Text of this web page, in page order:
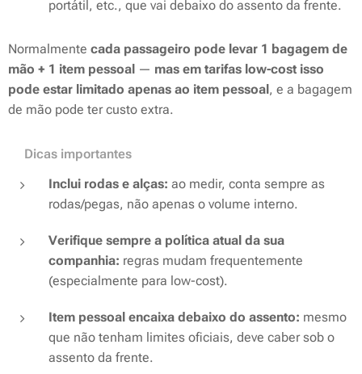
portátil, etc., que vai debaixo do assento da frente.
Normalmente cada passageiro pode levar 1 bagagem de
mão + 1 item pessoal — mas em tarifas low-cost isso
pode estar limitado apenas ao item pessoal, e a bagagem
de mão pode ter custo extra.
❗️Dicas importantes
Inclui rodas e alças: ao medir, conta sempre as
rodas/pegas, não apenas o volume interno.
Verifique sempre a política atual da sua
companhia: regras mudam frequentemente
(especialmente para low-cost).
Item pessoal encaixa debaixo do assento: mesmo
que não tenham limites oficiais, deve caber sob o
assento da frente.